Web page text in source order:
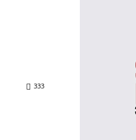
333